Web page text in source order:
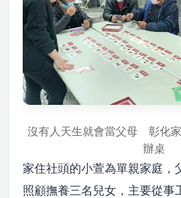
沒有人天生就會當父母 彰化
辦桌
家住社頭的小萱為單親家庭，
照顧撫養三名兒女，主要從事